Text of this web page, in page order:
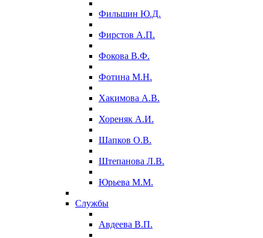
Фильшин Ю.Д.
Фирстов А.П.
Фокова В.Ф.
Фотина М.Н.
Хакимова А.В.
Хореняк А.И.
Шапков О.В.
Штепанова Л.В.
Юрьева М.М.
Службы
Авдеева В.П.